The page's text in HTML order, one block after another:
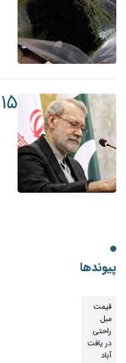
۱۵
پیوندها
قیمت
مبل
راحتی
در یافت
آباد